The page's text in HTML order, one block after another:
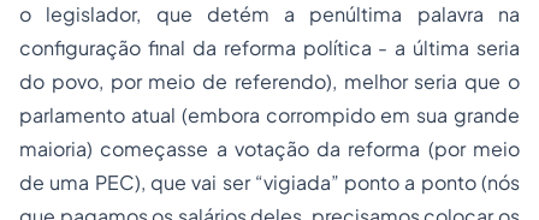
o legislador, que detém a penúltima palavra na
configuração final da reforma política - a última seria
do povo, por meio de referendo), melhor seria que o
parlamento atual (embora corrompido em sua grande
maioria) começasse a votação da reforma (por meio
de uma PEC), que vai ser “vigiada” ponto a ponto (nós